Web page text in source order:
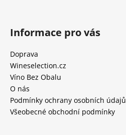
Informace pro vás
Doprava
Wineselection.cz
Víno Bez Obalu
O nás
Podmínky ochrany osobních údajů
Všeobecné obchodní podmínky